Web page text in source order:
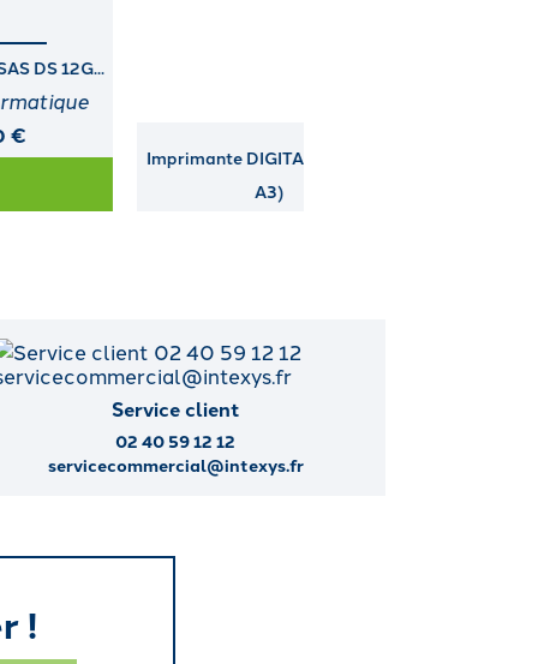
Imprimante DIGITAL (LA30W-
Service client
02 40 59 12 12
servicecommercial@intexys.fr
!